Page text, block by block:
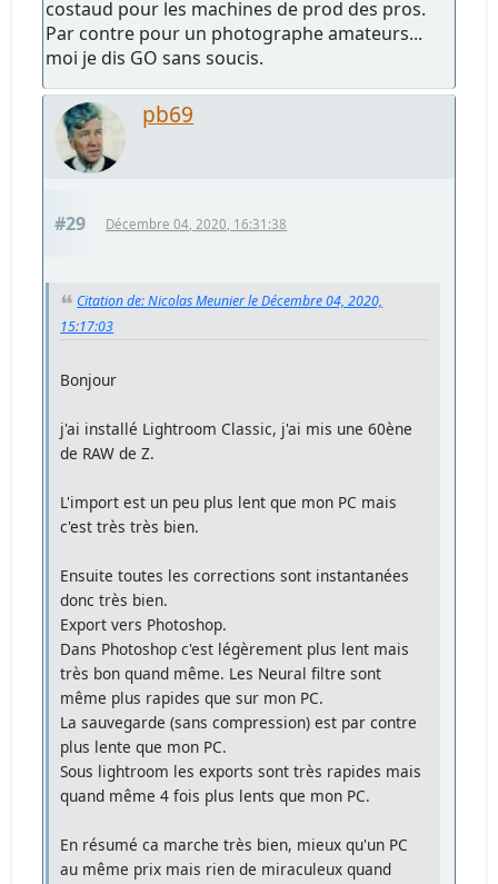
costaud pour les machines de prod des pros.
Par contre pour un photographe amateurs...
moi je dis GO sans soucis.
pb69
#29 Décembre 04, 2020, 16:31:38
Citation de: Nicolas Meunier le Décembre 04, 2020,
15:17:03
Bonjour
j'ai installé Lightroom Classic, j'ai mis une 60ène
de RAW de Z.
L'import est un peu plus lent que mon PC mais
c'est très très bien.
Ensuite toutes les corrections sont instantanées
donc très bien.
Export vers Photoshop.
Dans Photoshop c'est légèrement plus lent mais
très bon quand même. Les Neural filtre sont
même plus rapides que sur mon PC.
La sauvegarde (sans compression) est par contre
plus lente que mon PC.
Sous lightroom les exports sont très rapides mais
quand même 4 fois plus lents que mon PC.
En résumé ca marche très bien, mieux qu'un PC
au même prix mais rien de miraculeux quand